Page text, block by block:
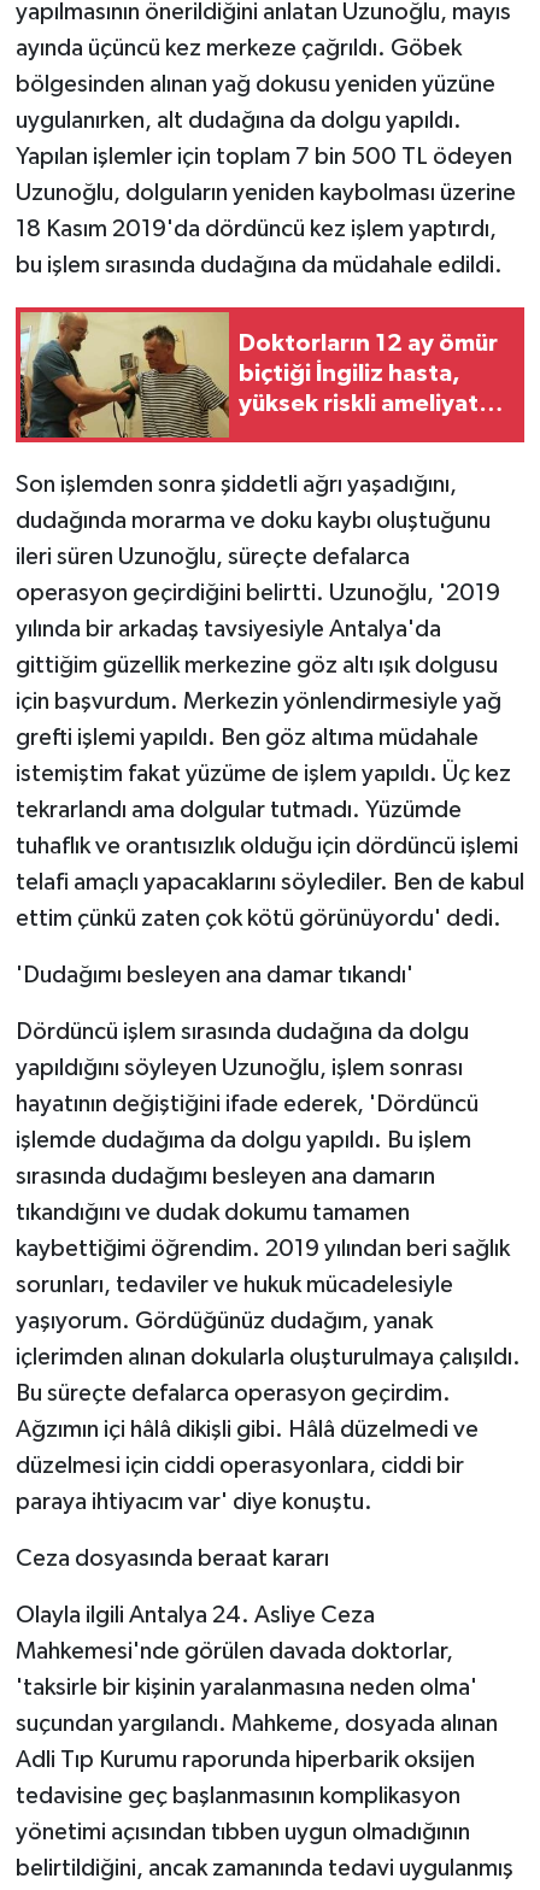
yapılmasının önerildiğini anlatan Uzunoğlu, mayıs
ayında üçüncü kez merkeze çağrıldı. Göbek
bölgesinden alınan yağ dokusu yeniden yüzüne
uygulanırken, alt dudağına da dolgu yapıldı.
Yapılan işlemler için toplam 7 bin 500 TL ödeyen
Uzunoğlu, dolguların yeniden kaybolması üzerine
18 Kasım 2019'da dördüncü kez işlem yaptırdı,
bu işlem sırasında dudağına da müdahale edildi.
Doktorların 12 ay ömür
biçtiği İngiliz hasta,
yüksek riskli ameliyat
Son işlemden sonra şiddetli ağrı yaşadığını,
dudağında morarma ve doku kaybı oluştuğunu
ileri süren Uzunoğlu, süreçte defalarca
operasyon geçirdiğini belirtti. Uzunoğlu, '2019
yılında bir arkadaş tavsiyesiyle Antalya'da
gittiğim güzellik merkezine göz altı ışık dolgusu
için başvurdum. Merkezin yönlendirmesiyle yağ
grefti işlemi yapıldı. Ben göz altıma müdahale
istemiştim fakat yüzüme de işlem yapıldı. Üç kez
tekrarlandı ama dolgular tutmadı. Yüzümde
tuhaflık ve orantısızlık olduğu için dördüncü işlemi
telafi amaçlı yapacaklarını söylediler. Ben de kabul
ettim çünkü zaten çok kötü görünüyordu' dedi.
'Dudağımı besleyen ana damar tıkandı'
Dördüncü işlem sırasında dudağına da dolgu
yapıldığını söyleyen Uzunoğlu, işlem sonrası
hayatının değiştiğini ifade ederek, 'Dördüncü
işlemde dudağıma da dolgu yapıldı. Bu işlem
sırasında dudağımı besleyen ana damarın
tıkandığını ve dudak dokumu tamamen
kaybettiğimi öğrendim. 2019 yılından beri sağlık
sorunları, tedaviler ve hukuk mücadelesiyle
yaşıyorum. Gördüğünüz dudağım, yanak
içlerimden alınan dokularla oluşturulmaya çalışıldı.
Bu süreçte defalarca operasyon geçirdim.
Ağzımın içi hâlâ dikişli gibi. Hâlâ düzelmedi ve
düzelmesi için ciddi operasyonlara, ciddi bir
paraya ihtiyacım var' diye konuştu.
Ceza dosyasında beraat kararı
Olayla ilgili Antalya 24. Asliye Ceza
Mahkemesi'nde görülen davada doktorlar,
'taksirle bir kişinin yaralanmasına neden olma'
suçundan yargılandı. Mahkeme, dosyada alınan
Adli Tıp Kurumu raporunda hiperbarik oksijen
tedavisine geç başlanmasının komplikasyon
yönetimi açısından tıbben uygun olmadığının
belirtildiğini, ancak zamanında tedavi uygulanmış